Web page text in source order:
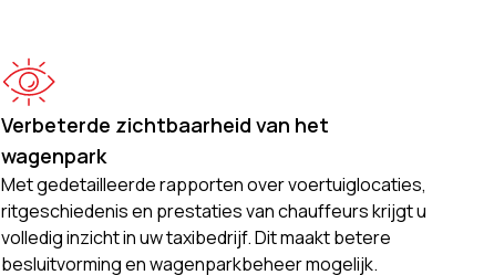
Verbeterde zichtbaarheid van het
wagenpark
Met gedetailleerde rapporten over voertuiglocaties,
ritgeschiedenis en prestaties van chauffeurs krijgt u
volledig inzicht in uw taxibedrijf. Dit maakt betere
besluitvorming en wagenparkbeheer mogelijk.